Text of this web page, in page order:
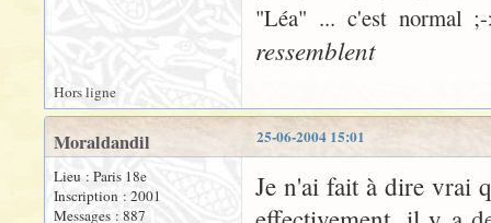
"Léa" ... c'est normal
ressemblent
Hors ligne
25-06-2004 15:01
Moraldandil
Lieu : Paris 18e
Inscription : 2001
Messages : 887
Je n'ai fait à dire vrai